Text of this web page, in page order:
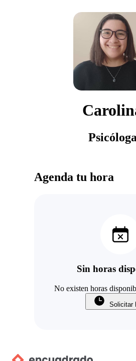
Psicóloga
Agenda tu hora
Sin horas
No existen horas
Solicitar